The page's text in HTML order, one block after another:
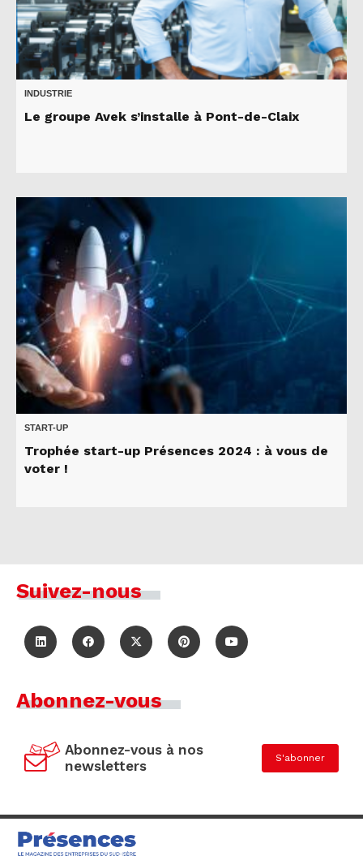
INDUSTRIE
Le groupe Avek s’installe à Pont-de-Claix
START-UP
Trophée start-up Présences 2024 : à vous de
voter !
Suivez-nous
Abonnez-vous
Abonnez-vous à nos
newsletters
S'abonner